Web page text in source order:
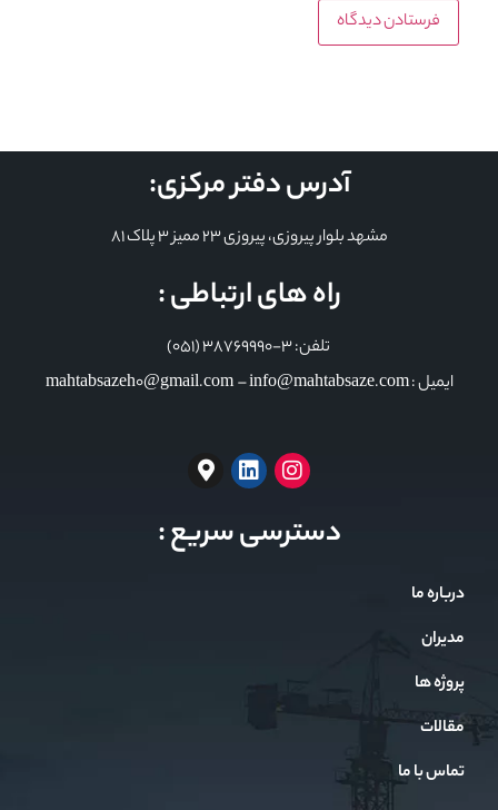
آدرس دفتر مرکزی:
مشهد بلوار پیروزی، پیروزی 23 ممیز 3 پلاک 81
راه های ارتباطی :
تلفن: 3-38769990 (051)
ایمیل : mahtabsazeh0@gmail.com – info@mahtabsaze.com
دسترسی سریع :
درباره ما
مدیران
پروژه ها
مقالات
تماس با ما